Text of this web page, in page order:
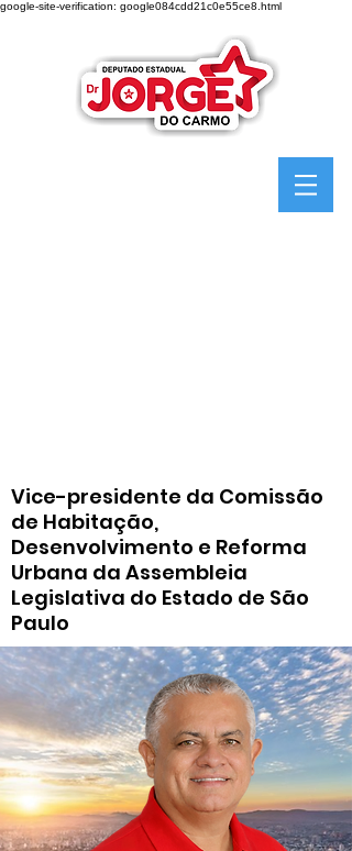
google-site-verification: google084cdd21c0e55ce8.html
Vice-presidente da Comissão
de Habitação,
Desenvolvimento e Reforma
Urbana da Assembleia
Legislativa do Estado de São
Paulo